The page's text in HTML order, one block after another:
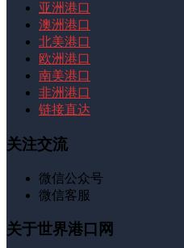
亚洲港口
澳洲港口
北美港口
欧洲港口
南美港口
非洲港口
链接直达
关注交流
微信公众号
微信客服
关于世界港口网